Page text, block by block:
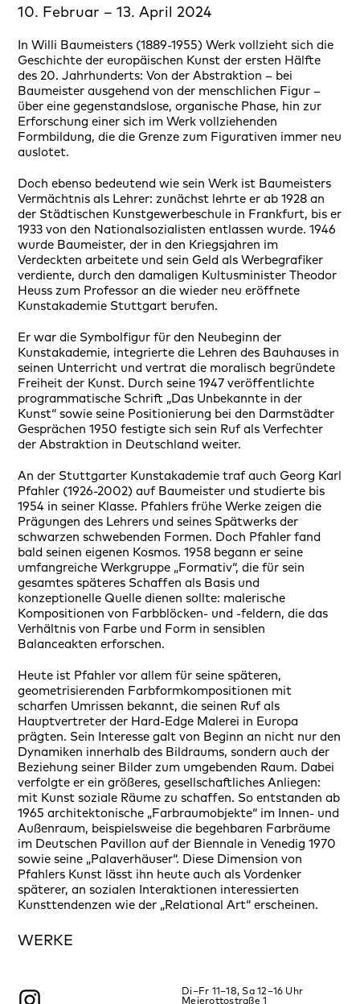
10. Februar – 13. April 2024
In Willi Baumeisters (1889-1955) Werk vollzieht sich die
Geschichte der europäischen Kunst der ersten Hälfte
des 20. Jahrhunderts: Von der Abstraktion – bei
Baumeister ausgehend von der menschlichen Figur –
über eine gegenstandslose, organische Phase, hin zur
Erforschung einer sich im Werk vollziehenden
Formbildung, die die Grenze zum Figurativen immer neu
auslotet.
Doch ebenso bedeutend wie sein Werk ist Baumeisters
Vermächtnis als Lehrer: zunächst lehrte er ab 1928 an
der Städtischen Kunstgewerbeschule in Frankfurt, bis er
1933 von den Nationalsozialisten entlassen wurde. 1946
wurde Baumeister, der in den Kriegsjahren im
Verdeckten arbeitete und sein Geld als Werbegrafiker
verdiente, durch den damaligen Kultusminister Theodor
Heuss zum Professor an die wieder neu eröffnete
Kunstakademie Stuttgart berufen.
Er war die Symbolfigur für den Neubeginn der
Kunstakademie, integrierte die Lehren des Bauhauses in
seinen Unterricht und vertrat die moralisch begründete
Freiheit der Kunst. Durch seine 1947 veröffentlichte
programmatische Schrift „Das Unbekannte in der
Kunst“ sowie seine Positionierung bei den Darmstädter
Gesprächen 1950 festigte sich sein Ruf als Verfechter
der Abstraktion in Deutschland weiter.
An der Stuttgarter Kunstakademie traf auch Georg Karl
Pfahler (1926-2002) auf Baumeister und studierte bis
1954 in seiner Klasse. Pfahlers frühe Werke zeigen die
Prägungen des Lehrers und seines Spätwerks der
schwarzen schwebenden Formen. Doch Pfahler fand
bald seinen eigenen Kosmos. 1958 begann er seine
umfangreiche Werkgruppe „Formativ“, die für sein
gesamtes späteres Schaffen als Basis und
konzeptionelle Quelle dienen sollte: malerische
Kompositionen von Farbblöcken- und -feldern, die das
Verhältnis von Farbe und Form in sensiblen
Balanceakten erforschen.
Heute ist Pfahler vor allem für seine späteren,
geometrisierenden Farbformkompositionen mit
scharfen Umrissen bekannt, die seinen Ruf als
Hauptvertreter der Hard-Edge Malerei in Europa
prägten. Sein Interesse galt von Beginn an nicht nur den
Dynamiken innerhalb des Bildraums, sondern auch der
Beziehung seiner Bilder zum umgebenden Raum. Dabei
verfolgte er ein größeres, gesellschaftliches Anliegen:
mit Kunst soziale Räume zu schaffen. So entstanden ab
1965 architektonische „Farbraumobjekte“ im Innen- und
Außenraum, beispielsweise die begehbaren Farbräume
im Deutschen Pavillon auf der Biennale in Venedig 1970
sowie seine „Palaverhäuser“. Diese Dimension von
Pfahlers Kunst lässt ihn heute auch als Vordenker
späterer, an sozialen Interaktionen interessierten
Kunsttendenzen wie der „Relational Art“ erscheinen.
WERKE
Di–Fr 11–18, Sa 12–16 Uhr
Meierottostraße 1